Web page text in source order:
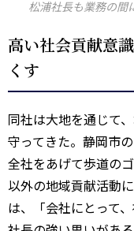
松浦社長も業務の間
高い社会貢献意
くす
同社は大地を通じて
守ってきた。静岡市
全社をあげて歩道の
以外の地域貢献活動
は、「会社にとって